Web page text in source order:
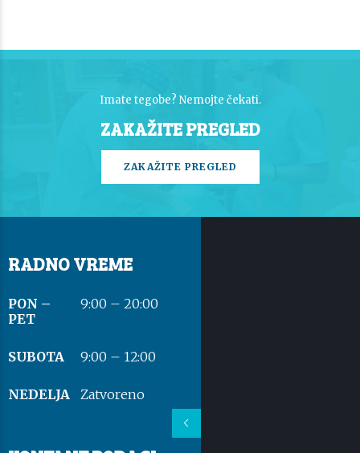
Imate tegobe? Nemojte čekati.
ZAKAŽITE PREGLED
ZAKAŽITE PREGLED
RADNO VREME
PON –
PET
9:00 – 20:00
SUBOTA 9:00 – 12:00
NEDELJA Zatvoreno